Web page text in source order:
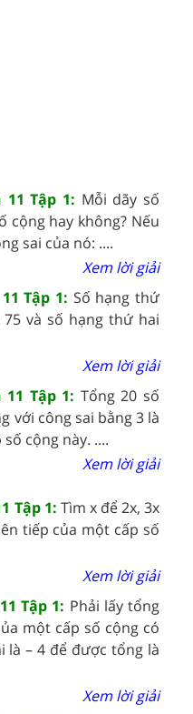
11 Tập 1: Mỗi dãy số
cộng hay không? Nếu
sai của nó: ....
Xem lời giải
Tập 1: Số hạng thứ
và số hạng thứ hai
Xem lời giải
11 Tập 1: Tổng 20 số
với công sai bằng 3 là
cộng này. ....
Xem lời giải
Tập 1: Tìm x để 2x, 3x
tiếp của một cấp số
Xem lời giải
Tập 1: Phải lấy tổng
một cấp số cộng có
là – 4 để được tổng là
Xem lời giải